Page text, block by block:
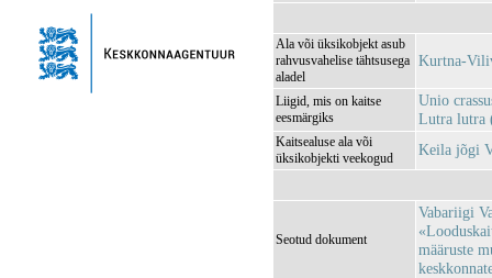
Ala või üksikobjekt asub
rahvusvahelise tähtsusega
aladel
Kurtna-
Liigid, mis on kaitse
eesmärgiks
Unio
Lutra lutra
Kaitsealuse ala või
üksikobjekti veekogud
Keila jõgi
Seotud dokument
Vabariigi
määruste